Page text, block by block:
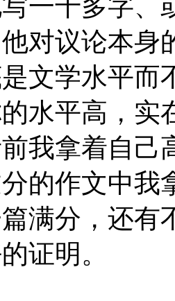
一千多字、
对议论本身
文学水平而
水平高，实
我拿着自己
的作文中我
满分，还有
证明。